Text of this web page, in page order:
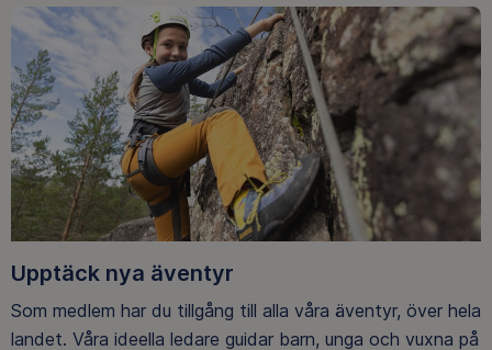
Upptäck nya äventyr
Som medlem har du tillgång till alla våra äventyr, över hela
landet. Våra ideella ledare guidar barn, unga och vuxna på